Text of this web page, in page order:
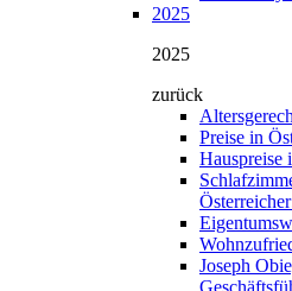
2025
2025
zurück
Preise in
Hauspreise
Joseph